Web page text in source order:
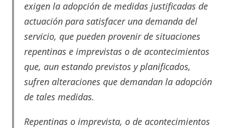
exigen la adopción de medidas justificadas de
actuación para satisfacer una demanda del
servicio, que pueden provenir de situaciones
repentinas e imprevistas o de acontecimientos
que, aun estando previstos y planificados,
sufren alteraciones que demandan la adopción
de tales medidas.
Repentinas o imprevista, o de acontecimientos